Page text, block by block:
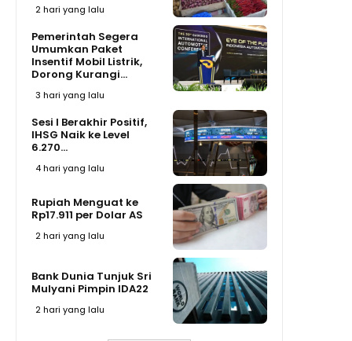
2 hari yang lalu
Pemerintah Segera
Umumkan Paket
Insentif Mobil Listrik,
Dorong Kurangi...
3 hari yang lalu
Sesi I Berakhir Positif,
IHSG Naik ke Level
6.270...
4 hari yang lalu
Rupiah Menguat ke
Rp17.911 per Dolar AS
2 hari yang lalu
Bank Dunia Tunjuk Sri
Mulyani Pimpin IDA22
2 hari yang lalu